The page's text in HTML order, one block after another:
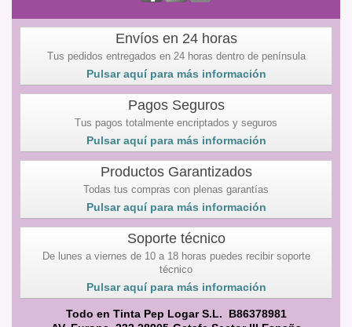
Envíos en 24 horas
Tus pedidos entregados en 24 horas dentro de península
Pulsar aquí para más información
Pagos Seguros
Tus pagos totalmente encriptados y seguros
Pulsar aquí para más información
Productos Garantizados
Todas tus compras con plenas garantías
Pulsar aquí para más información
Soporte técnico
De lunes a viernes de 10 a 18 horas puedes recibir soporte
técnico
Pulsar aquí para más información
Todo en Tinta Pep Logar S.L. B86378981